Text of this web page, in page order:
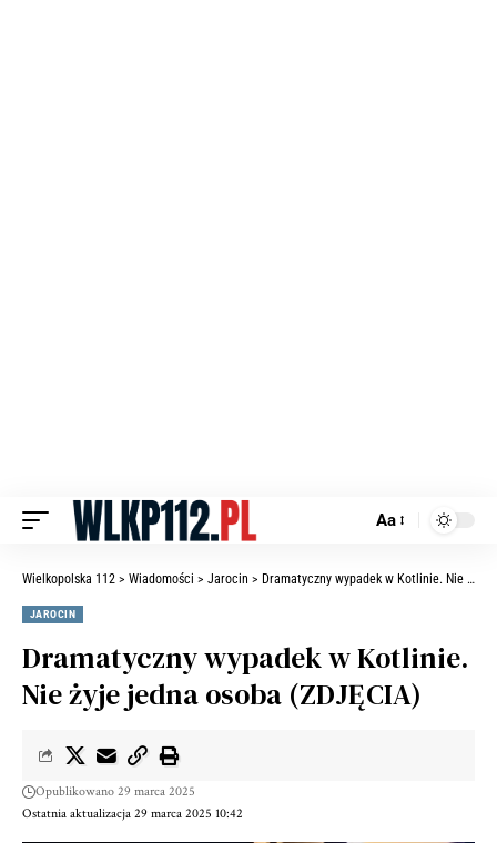
Aa
Wielkopolska 112 > Wiadomości > Jarocin > Dramatyczny wypadek w Kotlinie. Nie żyje jedna osoba (ZDJĘCIA)
JAROCIN
Dramatyczny wypadek w Kotlinie.
Nie żyje jedna osoba (ZDJĘCIA)
Ostatnia aktualizacja 29 marca 2025 10:42
Opublikowano 29 marca 2025